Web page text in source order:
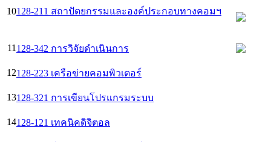
10128-211 สถาปัตยกรรมและองค์ประกอบทางคอมฯ
11 128-342 การวิจัยดำเนินการ
12128-223 เครือข่ายคอมพิวเตอร์
13128-321 การเขียนโปรแกรมระบบ
14128-121 เทคนิคดิจิตอล